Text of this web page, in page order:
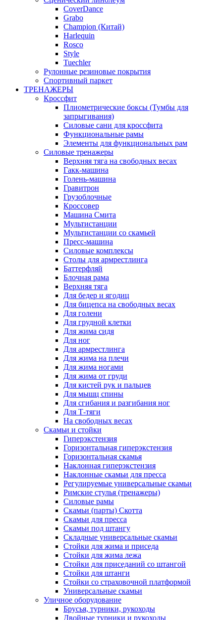
CoverDance
Grabo
Champion (Китай)
Harlequin
Rosco
Style
Tuechler
Рулонные резиновые покрытия
Спортивный паркет
ТРЕНАЖЕРЫ
Кроссфит
Плиометрические боксы (Тумбы для
запрыгивания)
Силовые сани для кроссфита
Функциональные рамы
Элементы для функциональных рам
Силовые тренажеры
Верхняя тяга на свободных весах
Гакк-машина
Голень-машина
Гравитрон
Грузоблочные
Кроссовер
Машина Смита
Мультистанции
Мультистанции со скамьей
Пресс-машина
Силовые комплексы
Столы для армрестлинга
Баттерфляй
Блочная рама
Верхняя тяга
Для бедер и ягодиц
Для бицепса на свободных весах
Для голени
Для грудной клетки
Для жима сидя
Для ног
Для армрестлинга
Для жима на плечи
Для жима ногами
Для жима от груди
Для кистей рук и пальцев
Для мышц спины
Для сгибания и разгибания ног
Для Т-тяги
На свободных весах
Скамьи и стойки
Гиперэкстензия
Горизонтальная гиперэкстензия
Горизонтальная скамья
Наклонная гиперэкстензия
Наклонные скамьи для пресса
Регулируемые универсальные скамьи
Римские стулья (тренажеры)
Силовые рамы
Скамьи (парты) Скотта
Скамьи для пресса
Скамьи под штангу
Складные универсальные скамьи
Стойки для жима и приседа
Стойки для жима лежа
Стойки для приседаний со штангой
Стойки для штанги
Стойки со страховочной платформой
Универсальные скамьи
Уличное оборудование
Брусья, турники, рукоходы
Двойные турники и рукоходы